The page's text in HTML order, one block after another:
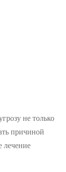
не только
причиной
лечение